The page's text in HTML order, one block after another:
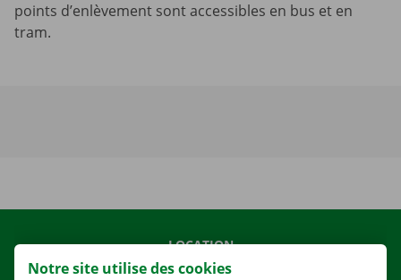
points d’enlèvement sont accessibles en bus et en
tram.
LOCATION
NOS VÉHICULES
Notre site utilise des cookies